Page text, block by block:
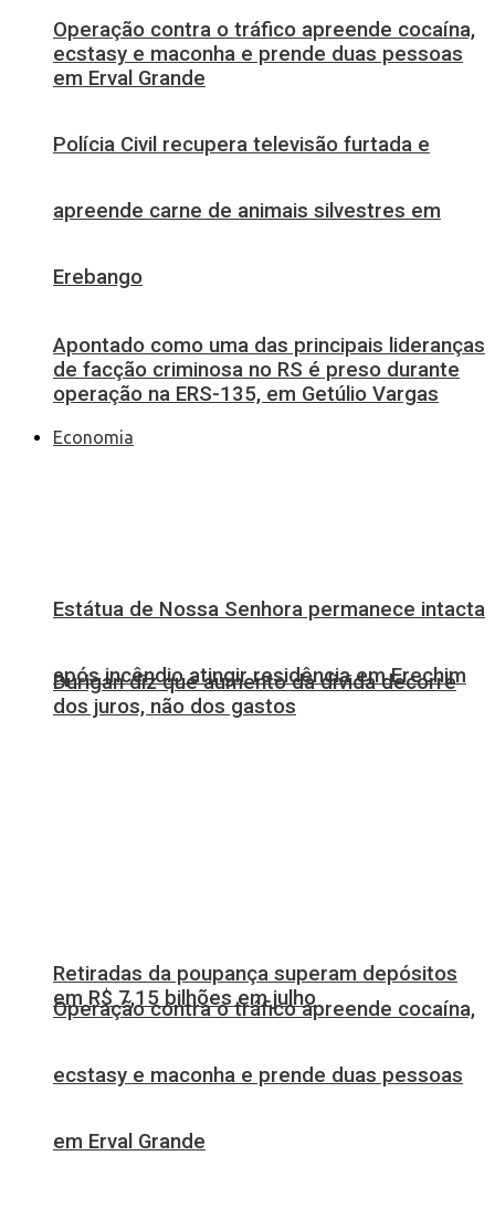
Polícia Civil recupera televisão furtada e
apreende carne de animais silvestres em
Erebango
Estátua de Nossa Senhora permanece intacta
após incêndio atingir residência em Erechim
Operação contra o tráfico apreende cocaína,
ecstasy e maconha e prende duas pessoas
em Erval Grande
Operação contra o tráfico apreende cocaína,
ecstasy e maconha e prende duas pessoas
em Erval Grande
Apontado como uma das principais lideranças
de facção criminosa no RS é preso durante
operação na ERS-135, em Getúlio Vargas
Economia
Durigan diz que aumento da dívida decorre
dos juros, não dos gastos
Retiradas da poupança superam depósitos
em R$ 7,15 bilhões em julho